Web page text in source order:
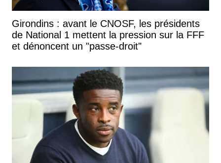
Girondins : avant le CNOSF, les présidents
de National 1 mettent la pression sur la FFF
et dénoncent un "passe-droit"